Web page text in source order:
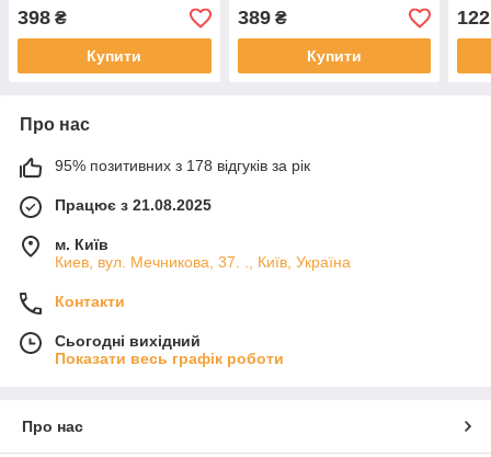
398 ₴
Купити
389₴
Купити
122
Про нас
95% позитивних з 178 відгуків за рік
Працює з 21.08.2025
м. Київ
Киев, вул. Мечникова, 37. ., Київ, Україна
Контакти
Сьогодні вихідний
Показати весь графік роботи
Про нас